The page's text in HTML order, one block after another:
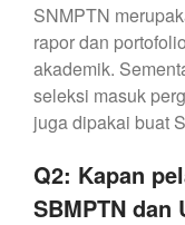
SNMPTN
rapor dan
akademik.
seleksi masuk
juga dipakai buat
Q2: Kapan
SBMPTN dan